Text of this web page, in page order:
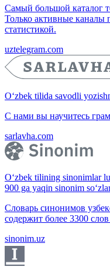
Самый большой каталог
Только активные каналы
статистикой.
uztelegram.com
O‘zbek tilida savodli
С нами вы научитесь
sarlavha.com
O‘zbek tilining sinonimlar
900 ga yaqin sinonim
Словарь синонимов
содержит более 3300
sinonim.uz